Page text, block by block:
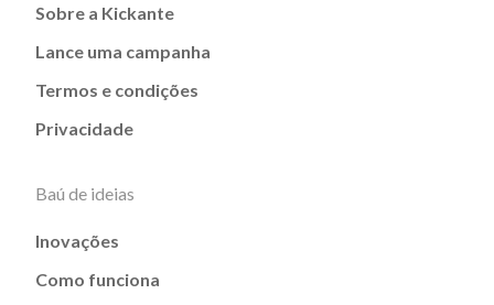
Sobre a Kickante
Lance uma campanha
Termos e condições
Privacidade
Baú de ideias
Inovações
Como funciona